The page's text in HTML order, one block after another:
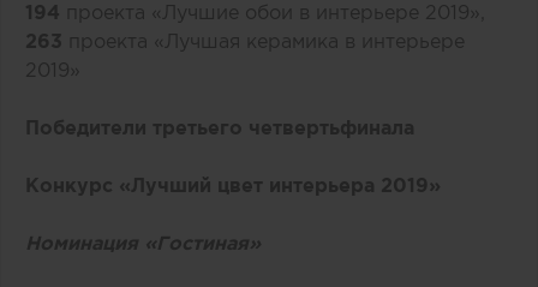
194 проекта « Лучшие обои в интерьере 2019»,
263 проекта « Лучшая керамика в интерьере
2019»
Победители третьего четвертьфинала
Конкурс «Лучший цвет интерьера 2019»
Номинация «Гостиная»